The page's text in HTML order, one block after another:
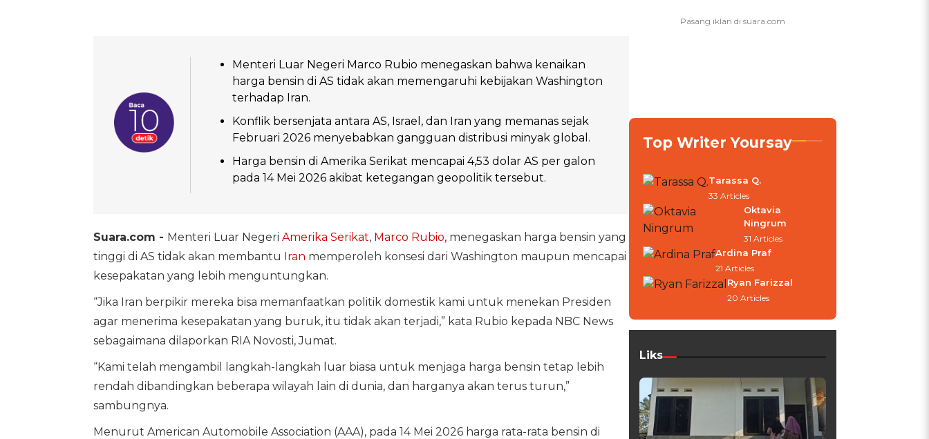
Menteri Luar Negeri Marco Rubio menegaskan bahwa kenaikan
harga bensin di AS tidak akan memengaruhi kebijakan Washington
terhadap Iran.
Konflik bersenjata antara AS, Israel, dan Iran yang memanas sejak
Februari 2026 menyebabkan gangguan distribusi minyak global.
Harga bensin di Amerika Serikat mencapai 4,53 dolar AS per galon
pada 14 Mei 2026 akibat ketegangan geopolitik tersebut.
Suara.com - Menteri Luar Negeri Amerika Serikat, Marco Rubio, menegaskan harga bensin yang
tinggi di AS tidak akan membantu Iran memperoleh konsesi dari Washington maupun mencapai
kesepakatan yang lebih menguntungkan.
“Jika Iran berpikir mereka bisa memanfaatkan politik domestik kami untuk menekan Presiden
agar menerima kesepakatan yang buruk, itu tidak akan terjadi,” kata Rubio kepada NBC News
sebagaimana dilaporkan RIA Novosti, Jumat.
“Kami telah mengambil langkah-langkah luar biasa untuk menjaga harga bensin tetap lebih
rendah dibandingkan beberapa wilayah lain di dunia, dan harganya akan terus turun,”
sambungnya.
Menurut American Automobile Association (AAA), pada 14 Mei 2026 harga rata-rata bensin di
Top Writer Yoursay
Tarassa Q.
33 Articles
Oktavia
Ningrum
31 Articles
Ardina Praf
21 Articles
Ryan Farizzal
20 Articles
Liks